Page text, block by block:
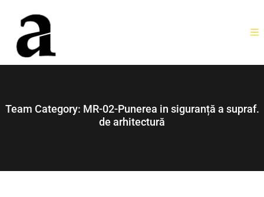
Team Category: MR-02-Punerea in siguranță a supraf.
de arhitectură